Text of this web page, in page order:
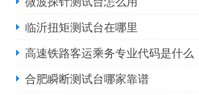
临沂扭矩测试台在哪里
高速铁路客运乘务专业代码是什么
合肥瞬断测试台哪家靠谱